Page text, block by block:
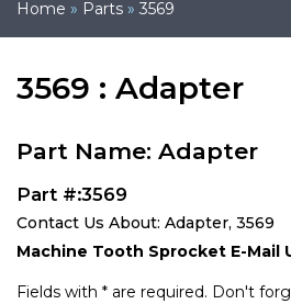
Home » Parts » 3569
3569 : Adapter
Part Name: Adapter
Part #:3569
Contact Us About: Adapter, 3569
Machine Tooth Sprocket E-Mail
Fields with * are required. Don't